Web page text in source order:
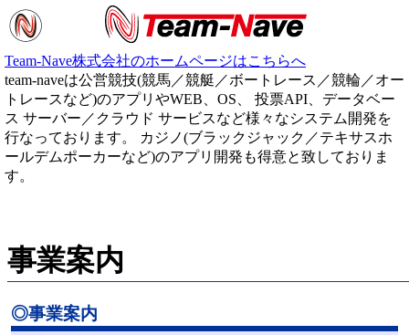
Team-Nave株式会社のホームページはこちらへ
team-naveは公営競技(競馬／競艇／ボートレース／競輪／オー
トレースなど)のアプリやWEB、OS、 投票API、データベー
ス サーバー／クラウド サービスなど様々なシステム開発を
行なっております。 カジノ(ブラックジャック／テキサスホ
ールデムポーカーなど)のアプリ開発も得意と致しておりま
す。
事業案内
◎事業案内